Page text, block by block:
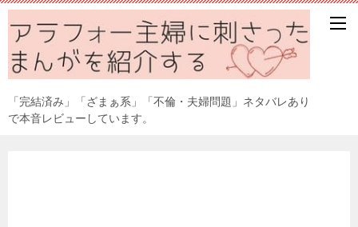
「完結済み」「ざまぁ系」「不倫・夫婦問題」ネタバレあり
で本音レビューしています。